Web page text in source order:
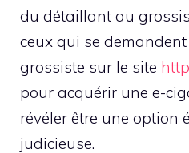
du détaillant au
ceux qui se
grossiste sur le site
pour acquérir une e-
révéler être une option
judicieuse.